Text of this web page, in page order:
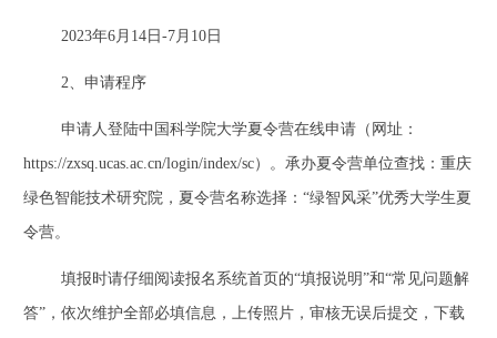
2023年6月 14日 -7月 10日
2、申请程序
申请人登陆中国科学院大学夏令营在线申请（网址：
https://zxsq.ucas.ac.cn/login/index/sc）。承办夏令营单位查找：重庆
绿色智能技术研究院，夏令营名称选择：“绿智风采”优秀大学生夏
令营。
填报时请仔细阅读报名系统首页的“填报说明”和“常见问题解
答”，依次维护全部必填信息，上传照片，审核无误后提交，下载